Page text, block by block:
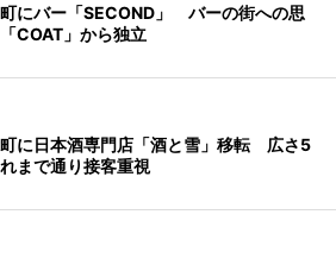
にバー「SECOND」 バーの街への思
COAT」から独立
に日本酒専門店「酒と雪」移転 広さ5
まで通り接客重視